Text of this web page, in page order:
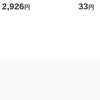
ーアル） 1個
2,926円
1個
33円